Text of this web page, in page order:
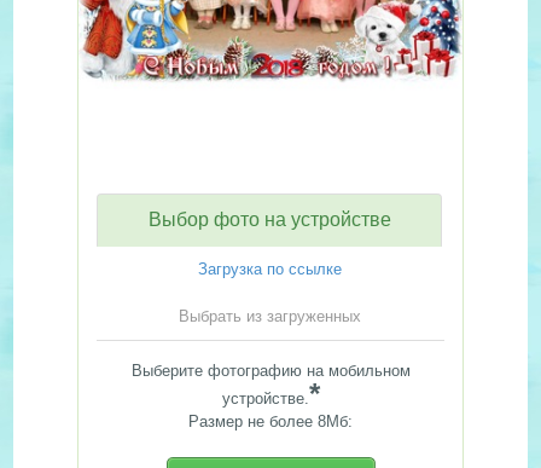
Выбор фото на устройстве
Загрузка по ссылке
Выбрать из загруженных
Выберите фотографию на мобильном
устройстве.*
Размер не более 8Мб: